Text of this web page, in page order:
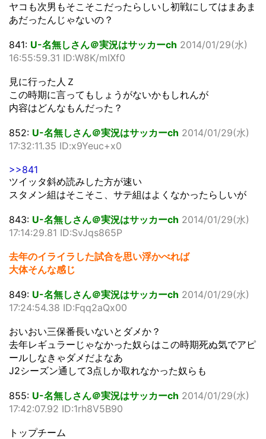
ヤコも次男もそこそこだったらしいし初戦にしてはまあま
あだったんじゃないの？
841: U-名無しさん＠実況はサッカーch 2014/01/29(水)
16:55:59.31 ID:W8K/mIXf0
見に行った人Ｚ
この時期に言ってもしょうがないかもしれんが
内容はどんなもんだった？
852: U-名無しさん＠実況はサッカーch 2014/01/29(水)
17:32:11.35 ID:x9Yeuc+x0
>>841
ツイッタ斜め読みした方が速い
スタメン組はそこそこ、サテ組はよくなかったらしいが
843: U-名無しさん＠実況はサッカーch 2014/01/29(水)
17:14:29.81 ID:SvJqs865P
去年のイライラした試合を思い浮かべれば
大体そんな感じ
849: U-名無しさん＠実況はサッカーch 2014/01/29(水)
17:24:54.38 ID:Fqq2aQx00
おいおい三保番長いないとダメか？
去年レギュラーじゃなかった奴らはこの時期死ぬ気でアピ
ールしなきゃダメだよなあ
J2シーズン通して3点しか取れなかった奴らも
855: U-名無しさん＠実況はサッカーch 2014/01/29(水)
17:42:07.92 ID:1rh8V5B90
トップチーム